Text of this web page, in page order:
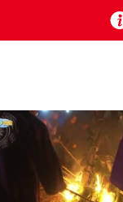
ルします！